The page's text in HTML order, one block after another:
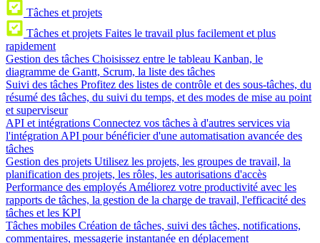
Tâches et projets
Tâches et projets Faites le travail plus facilement et plus
rapidement
Gestion des tâches Choisissez entre le tableau Kanban, le
diagramme de Gantt, Scrum, la liste des tâches
Suivi des tâches Profitez des listes de contrôle et des sous-tâches, du
résumé des tâches, du suivi du temps, et des modes de mise au point
et superviseur
API et intégrations Connectez vos tâches à d'autres services via
l'intégration API pour bénéficier d'une automatisation avancée des
tâches
Gestion des projets Utilisez les projets, les groupes de travail, la
planification des projets, les rôles, les autorisations d'accès
Performance des employés Améliorez votre productivité avec les
rapports de tâches, la gestion de la charge de travail, l'efficacité des
tâches et les KPI
Tâches mobiles Création de tâches, suivi des tâches, notifications,
commentaires, messagerie instantanée en déplacement